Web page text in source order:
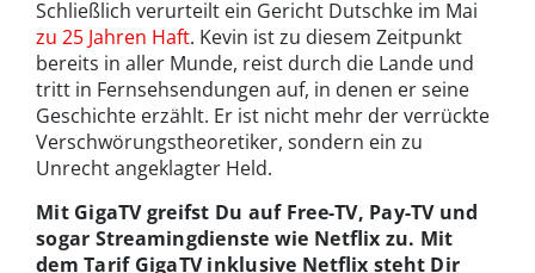
Schließlich verurteilt ein Gericht Dutschke im Mai
zu 25 Jahren Haft. Kevin ist zu diesem Zeitpunkt
bereits in aller Munde, reist durch die Lande und
tritt in Fernsehsendungen auf, in denen er seine
Geschichte erzählt. Er ist nicht mehr der verrückte
Verschwörungstheoretiker, sondern ein zu
Unrecht angeklagter Held.
Mit GigaTV greifst Du auf Free-TV, Pay-TV und
sogar Streamingdienste wie Netflix zu. Mit
dem Tarif GigaTV inklusive Netflix steht Dir